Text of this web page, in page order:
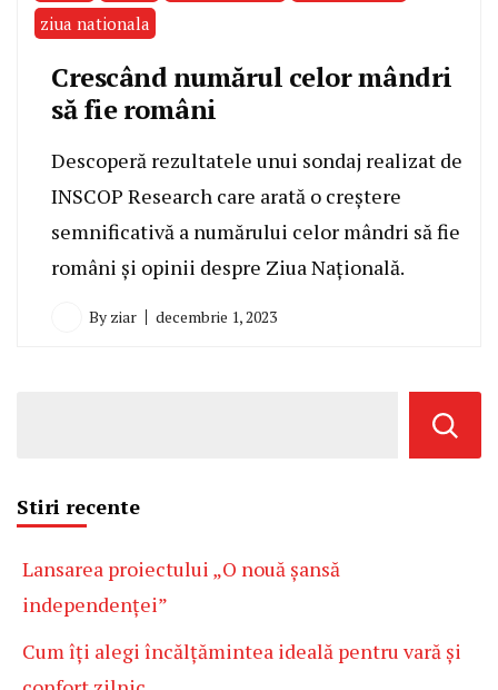
ziua nationala
Crescând numărul celor mândri
să fie români
Descoperă rezultatele unui sondaj realizat de
INSCOP Research care arată o creștere
semnificativă a numărului celor mândri să fie
români și opinii despre Ziua Națională.
By ziar decembrie 1, 2023
Stiri recente
Lansarea proiectului „O nouă șansă
independenței”
Cum îți alegi încălțămintea ideală pentru vară și